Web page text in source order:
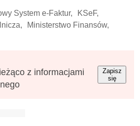
System e-Faktur,
KSeF,
Ministerstwo Finansów,
z informacjami
Zapisz
się